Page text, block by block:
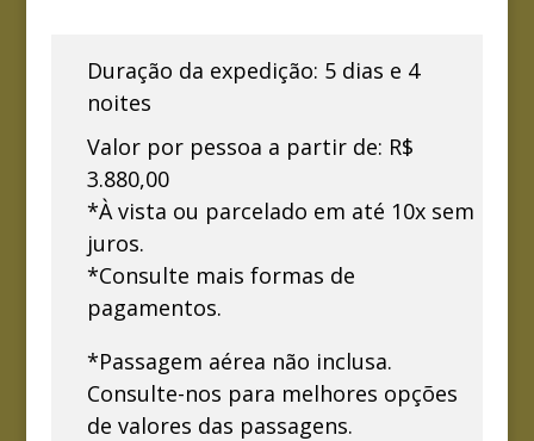
Duração da expedição: 5 dias e 4
noites
Valor por pessoa a partir de: R$
3.880,00
*À vista ou parcelado em até 10x sem
juros.
*Consulte mais formas de
pagamentos.
*Passagem aérea não inclusa.
Consulte-nos para melhores opções
de valores das passagens.